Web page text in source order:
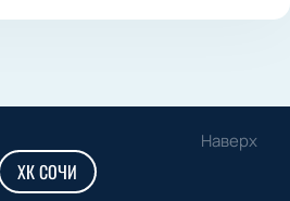
Наверх
ХК СОЧИ